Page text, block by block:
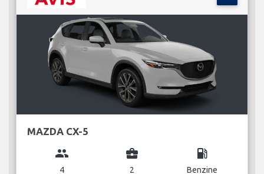
MAZDA CX-5
group
4
business_center
2
local_gas_station
Benzine